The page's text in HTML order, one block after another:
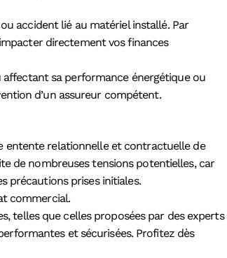
accident lié au matériel installé. Par
directement vos finances
sa performance énergétique ou
d’un assureur compétent.
entente relationnelle et contractuelle de
de nombreuses tensions potentielles, car
précautions prises initiales.
commercial.
telles que celles proposées par des experts
et sécurisées. Profitez dès